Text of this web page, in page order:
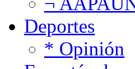
Deportes
* Opinión